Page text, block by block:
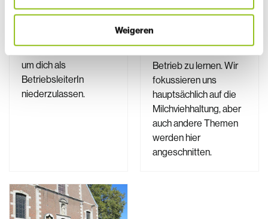
Weigeren
Ausbildung in
um dich als
BetriebsleiterIn
niederzulassen.
du die Möglichkeit dich
Laufenden zu halten
Betrieb zu lernen. Wir
fokussieren uns
hauptsächlich auf die
Milchviehhaltung, aber
auch andere Themen
werden hier
angeschnitten.